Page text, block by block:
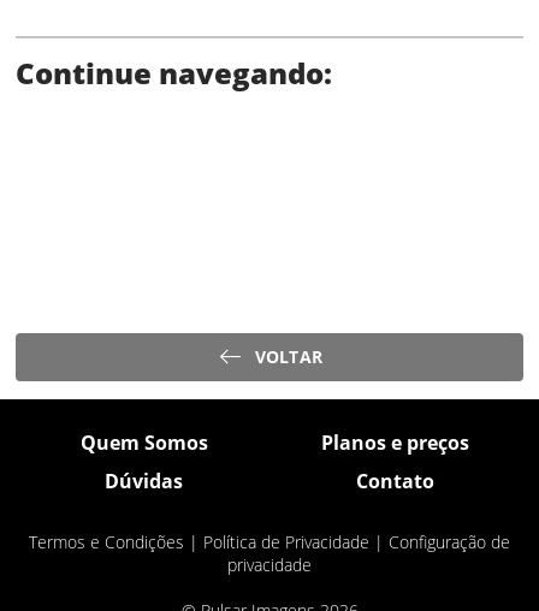
Continue navegando:
VOLTAR
Quem Somos
Planos e preços
Dúvidas
Contato
Termos e Condições | Política de Privacidade | Configuração de
privacidade